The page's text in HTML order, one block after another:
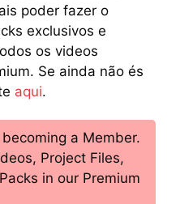
poder fazer o
exclusivos e
os videos
Se ainda não és
aqui.
a Member.
Project Files,
in our Premium